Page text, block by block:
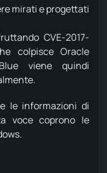
mirati e progettati
CVE-2017-
colpisce Oracle
viene quindi
le informazioni di
voce coprono le